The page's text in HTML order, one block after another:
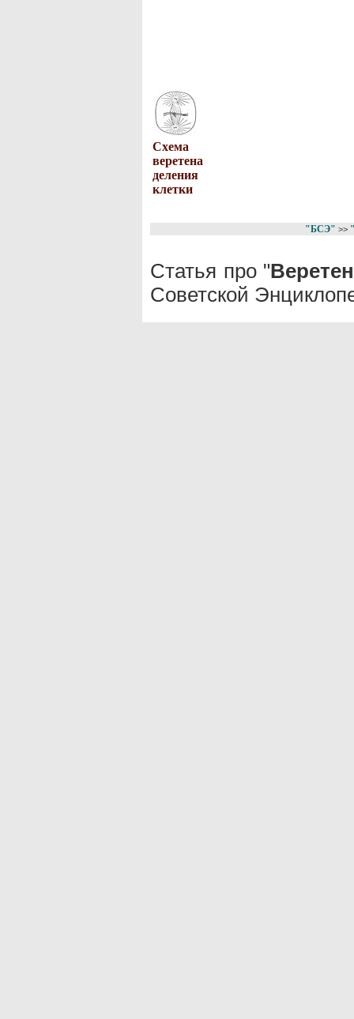
Схема
веретена
деления
клетки
"БСЭ" >>
Статья про "
Советской